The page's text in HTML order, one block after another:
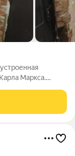
Маркса.
на